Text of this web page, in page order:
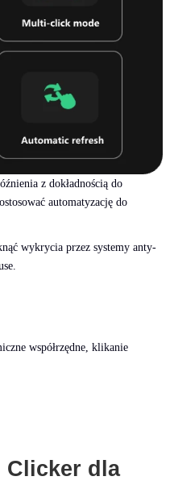
z dokładnością do
automatyzację do
wykrycia przez systemy anty-
współrzędne, klikanie
Clicker dla